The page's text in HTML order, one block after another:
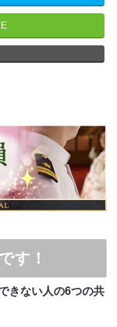
す！
きない人の6つの共